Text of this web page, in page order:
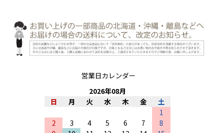
営業日カレンダー
2026年08月
日
月 火 水 木 金
土
1
2
3 4 5 6 7
8